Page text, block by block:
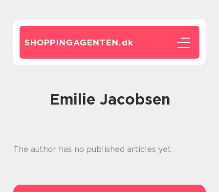
SHOPPINGAGENTEN.dk
Emilie Jacobsen
The author has no published articles yet